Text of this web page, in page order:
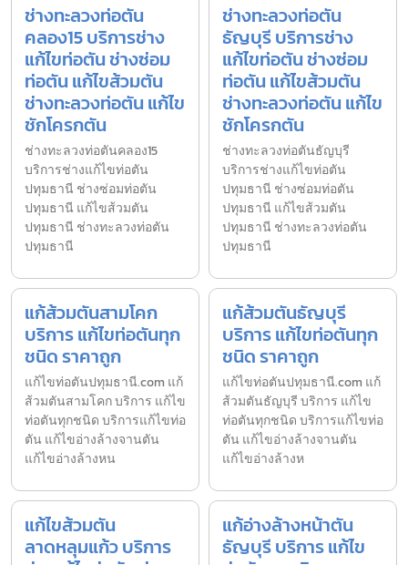
ช่างทะลวงท่อตัน
คลอง15 บริการช่าง
แก้ไขท่อตัน ช่างซ่อม
ท่อตัน แก้ไขส้วมตัน
ช่างทะลวงท่อตัน แก้ไข
ชักโครกตัน
ช่างทะลวงท่อตันคลอง15
บริการช่างแก้ไขท่อตัน
ปทุมธานี ช่างซ่อมท่อตัน
ปทุมธานี แก้ไขส้วมตัน
ปทุมธานี ช่างทะลวงท่อตัน
ปทุมธานี
ช่างทะลวงท่อตัน
ธัญบุรี บริการช่าง
แก้ไขท่อตัน ช่างซ่อม
ท่อตัน แก้ไขส้วมตัน
ช่างทะลวงท่อตัน แก้ไข
ชักโครกตัน
ช่างทะลวงท่อตันธัญบุรี
บริการช่างแก้ไขท่อตัน
ปทุมธานี ช่างซ่อมท่อตัน
ปทุมธานี แก้ไขส้วมตัน
ปทุมธานี ช่างทะลวงท่อตัน
ปทุมธานี
แก้ส้วมตันสามโคก
บริการ แก้ไขท่อตันทุก
ชนิด ราคาถูก
แก้ไขท่อตันปทุมธานี.com แก้
ส้วมตันสามโคก บริการ แก้ไข
ท่อตันทุกชนิด บริการแก้ไขท่อ
ตัน แก้ไขอ่างล้างจานตัน
แก้ไขอ่างล้างหน
แก้ส้วมตันธัญบุรี
บริการ แก้ไขท่อตันทุก
ชนิด ราคาถูก
แก้ไขท่อตันปทุมธานี.com แก้
ส้วมตันธัญบุรี บริการ แก้ไข
ท่อตันทุกชนิด บริการแก้ไขท่อ
ตัน แก้ไขอ่างล้างจานตัน
แก้ไขอ่างล้างห
แก้ไขส้วมตัน
ลาดหลุมแก้ว บริการ
แก้อ่างล้างหน้าตัน
ธัญบุรี บริการ แก้ไข